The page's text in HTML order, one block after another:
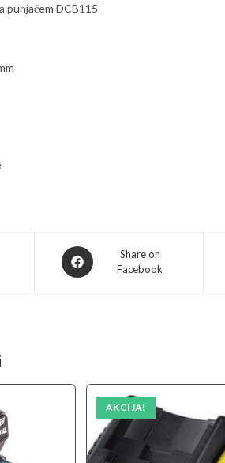
punjačem DCB115
Opens
in
Share on
Facebook
AKCIJA!